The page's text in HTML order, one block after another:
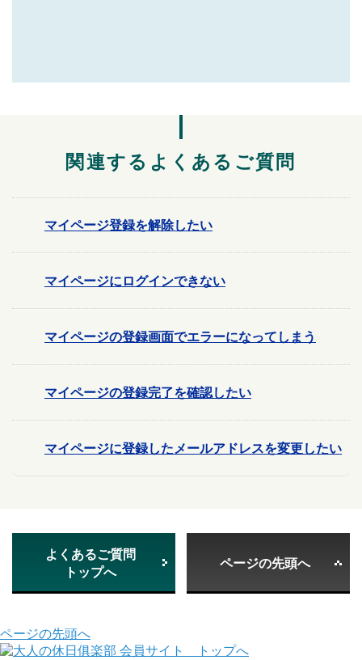
関連するよくあるご質問
マイページ登録を解除したい
マイページにログインできない
マイページの登録画面でエラーになってしまう
マイページの登録完了を確認したい
マイページに登録したメールアドレスを変更したい
よくあるご質問
トップへ
ページの先頭へ
ページの先頭へ
会員サイト トップへ